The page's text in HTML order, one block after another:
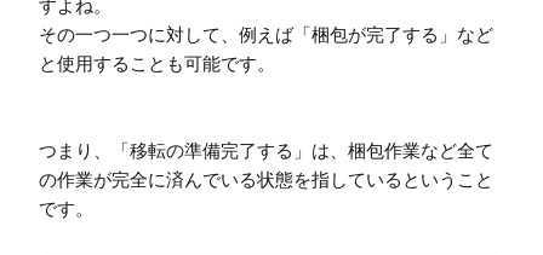
すよね。
その一つ一つに対して、例えば「梱包が完了する」など
と使用することも可能です。
つまり、「移転の準備完了する」は、梱包作業など全て
の作業が完全に済んでいる状態を指しているということ
です。